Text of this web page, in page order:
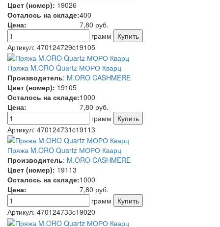
Цвет (номер): 19026
Осталось на складе:400
Цена:
7,80 руб.
грамм
Артикул: 470124729c19105
Пряжа M.ORO Quartz МОРО Кварц
Производитель: M.ORO CASHMERE
Цвет (номер): 19105
Осталось на складе:1000
Цена:
7,80 руб.
грамм
Артикул: 470124731c19113
Пряжа M.ORO Quartz МОРО Кварц
Производитель: M.ORO CASHMERE
Цвет (номер): 19113
Осталось на складе:1000
Цена:
7,80 руб.
грамм
Артикул: 470124733c19020